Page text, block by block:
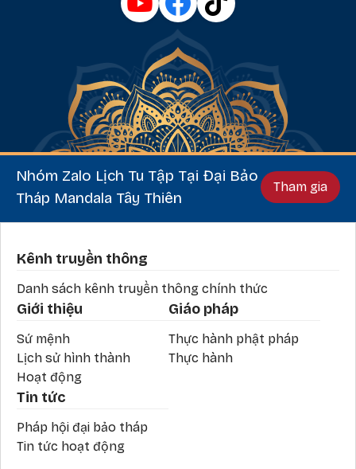
Nhóm Zalo Lịch Tu Tập Tại Đại Bảo
Tháp Mandala Tây Thiên
Tham gia
Phần chân
Kênh truyền thông
Danh sách kênh truyền thông chính thức
Giới thiệu
Sứ mệnh
Lịch sử hình thành
Hoạt động
Giáo pháp
Thực hành phật pháp
Thực hành
Tin tức
Pháp hội đại bảo tháp
Tin tức hoạt động